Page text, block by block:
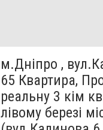
м.Дніпро ,
65 Квартира,
реальну 3 кім
лівому березі